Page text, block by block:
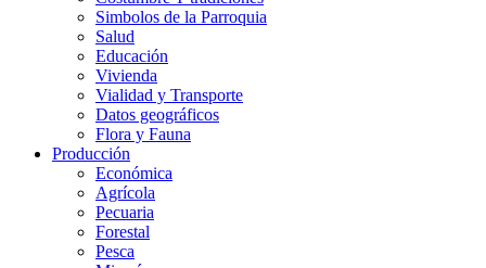
Simbolos de la Parroquia
Salud
Educación
Vivienda
Vialidad y Transporte
Datos geográficos
Flora y Fauna
Producción
Económica
Agrícola
Pecuaria
Forestal
Pesca